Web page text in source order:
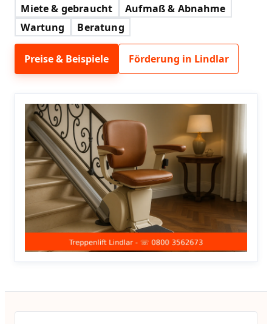
Miete & gebraucht
Aufmaß & Abnahme
Wartung
Beratung
Preise & Beispiele Förderung in Lindlar